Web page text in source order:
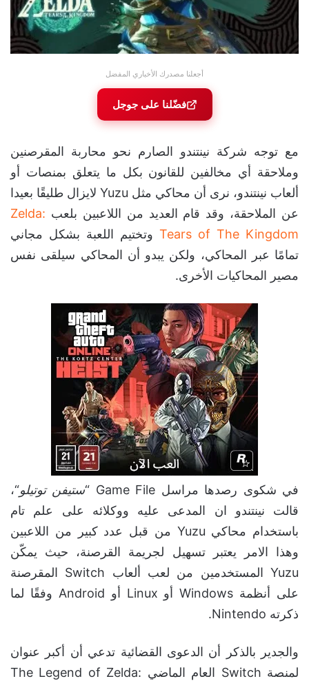
أجعلنا مصدرك الأخباري المفضل
فضّلنا على جوجل
مع توجه شركة نينتندو الصارم نحو محاربة المقرصنين
وملاحقة أي مخالفين للقانون بكل ما يتعلق بمنصات أو
ألعاب نينتندو، نرى أن محاكي مثل Yuzu لايزال طليقًا بعيدا
عن الملاحقة، وقد قام العديد من اللاعبين بلعب Zelda:
Tears of The Kingdom وتختيم اللعبة بشكل مجاني
تمامًا عبر المحاكي، ولكن يبدو أن المحاكي سيلقى نفس
مصير المحاكيات الأخرى.
في شكوى رصدها مراسل Game File “ ستيفن توتيلو“،
قالت نينتندو ان المدعى عليه ووكلائه على علم تام
باستخدام محاكي Yuzu من قبل عدد كبير من اللاعبين
وهذا الامر يعتبر تسهيل لجريمة القرصنة، حيث يمكّن
Yuzu المستخدمين من لعب ألعاب Switch المقرصنة
على أنظمة Windows أو Linux أو Android وفقًا لما
ذكرته Nintendo.
والجدير بالذكر أن الدعوى القضائية تدعي أن أكبر عنوان
لمنصة Switch العام الماضي The Legend of Zelda: